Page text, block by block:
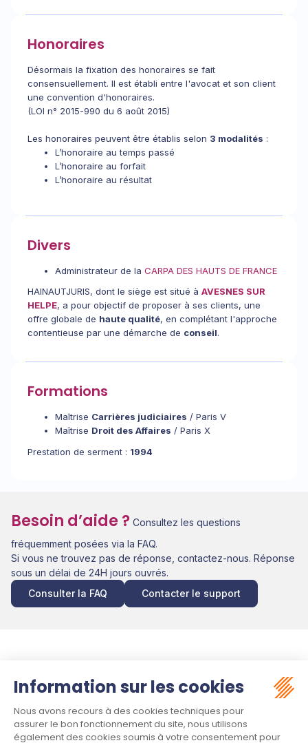
Honoraires
Désormais la fixation des honoraires se fait
consensuellement. Il est établi entre l'avocat et son client
une convention d'honoraires.
(LOI n° 2015-990 du 6 août 2015)
Les honoraires peuvent être établis selon 3 modalités :
L’honoraire au temps passé
L’honoraire au forfait
L’honoraire au résultat
Divers
Administrateur de la CARPA DES HAUTS DE FRANCE
HAINAUTJURIS, dont le siège est situé à AVESNES SUR
HELPE, a pour objectif de proposer à ses clients, une
offre globale de haute qualité, en complétant l'approche
contentieuse par une démarche de conseil.
Formations
Maîtrise Carrières judiciaires / Paris V
Maîtrise Droit des Affaires / Paris X
Prestation de serment : 1994
Besoin d’aide ? Consultez les questions
fréquemment posées via la FAQ.
Si vous ne trouvez pas de réponse, contactez-nous. Réponse
sous un délai de 24H jours ouvrés.
Consulter la FAQ
Contacter le support
Suivez-nous :